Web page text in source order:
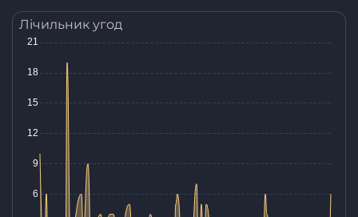
Лічильник угод